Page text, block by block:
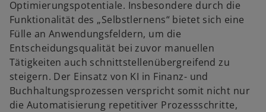
Optimierungspotentiale. Insbesondere durch die
Funktionalität des „Selbstlernens“ bietet sich eine
Fülle an Anwendungsfeldern, um die
Entscheidungsqualität bei zuvor manuellen
Tätigkeiten auch schnittstellenübergreifend zu
steigern. Der Einsatz von KI in Finanz- und
Buchhaltungsprozessen verspricht somit nicht nur
die Automatisierung repetitiver Prozessschritte,